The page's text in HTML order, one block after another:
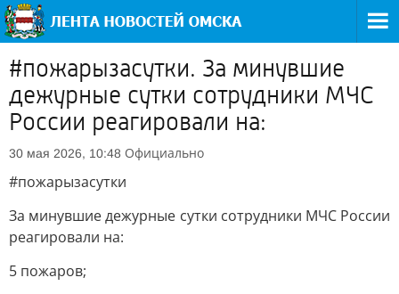
#пожарызасутки. За минувшие
дежурные сутки сотрудники МЧС
России реагировали на:
30 мая 2026, 10:48 Официально
#пожарызасутки
За минувшие дежурные сутки сотрудники МЧС России
реагировали на:
5 пожаров;